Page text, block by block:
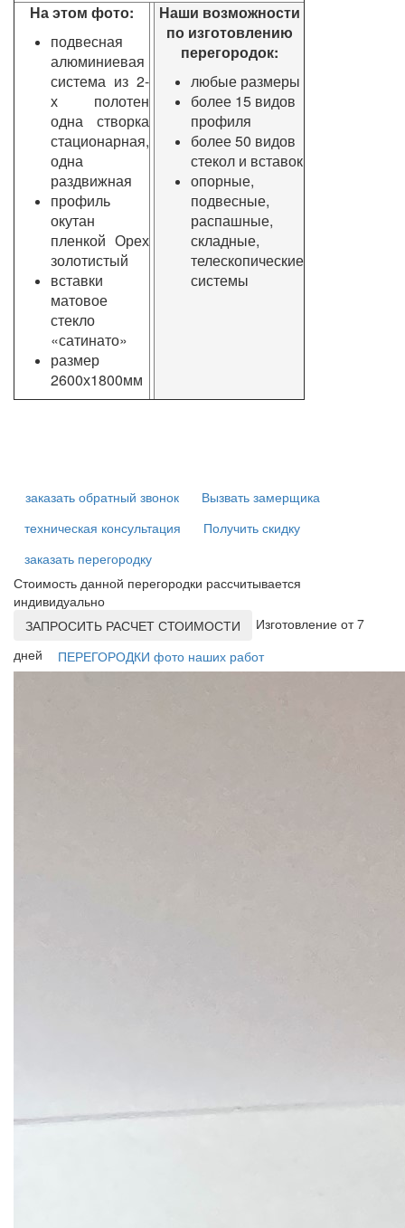
На этом фото:
подвесная
алюминиевая
система из 2-
х полотен
одна створка
стационарная,
одна
раздвижная
профиль
окутан
пленкой Орех
золотистый
вставки
матовое
стекло
«сатинато»
размер
2600х1800мм
Наши возможности
по изготовлению
перегородок:
любые размеры
более 15 видов
профиля
более 50 видов
стекол и вставок
опорные,
подвесные,
распашные,
складные,
телескопические
системы
заказать обратный звонок
Вызвать замерщика
техническая консультация
Получить скидку
заказать перегородку
Стоимость данной перегородки рассчитывается
индивидуально
ЗАПРОСИТЬ РАСЧЕТ СТОИМОСТИ
Изготовление от 7
дней
ПЕРЕГОРОДКИ фото наших работ